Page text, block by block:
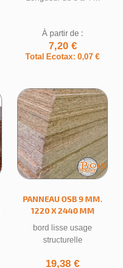
À partir de :
7,20 €
Total Ecotax: 0,07 €
PANNEAU OSB 9 MM.
1220 X 2440 MM
bord lisse usage
structurelle
19,38 €